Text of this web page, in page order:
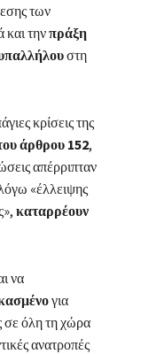
των
τηνπράξη
στη
κρίσεις της
άρθρου 152,
απέρριπταν
«έλλειψης
καταρρέουν
να
για
σε όλη τη χώρα
ανατροπές